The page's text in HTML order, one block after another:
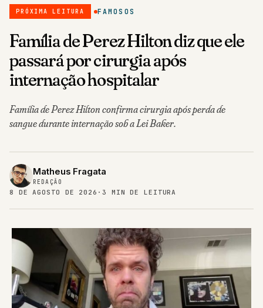
PRÓXIMA LEITURA FAMOSOS
Família de Perez Hilton diz que ele
passará por cirurgia após
internação hospitalar
Família de Perez Hilton confirma cirurgia após perda de
sangue durante internação sob a Lei Baker.
Matheus Fragata
REDAÇÃO
8 DE AGOSTO DE 2026 · 3 MIN DE LEITURA